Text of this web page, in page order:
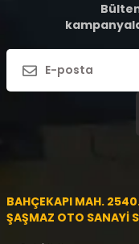
BAHÇEKAPI MAH.
ŞAŞMAZ OTO SANAYİ